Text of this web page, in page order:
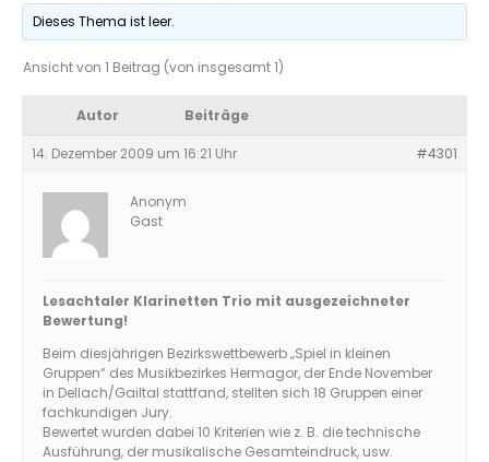
Dieses Thema ist leer.
Ansicht von 1 Beitrag (von insgesamt 1)
Autor Beiträge
14. Dezember 2009 um 16:21 Uhr #4301
Anonym
Gast
Lesachtaler Klarinetten Trio mit ausgezeichneter
Bewertung!
Beim diesjährigen Bezirkswettbewerb „Spiel in kleinen
Gruppen“ des Musikbezirkes Hermagor, der Ende November
in Dellach/Gailtal stattfand, stellten sich 18 Gruppen einer
fachkundigen Jury.
Bewertet wurden dabei 10 Kriterien wie z. B. die technische
Ausführung, der musikalische Gesamteindruck, usw.